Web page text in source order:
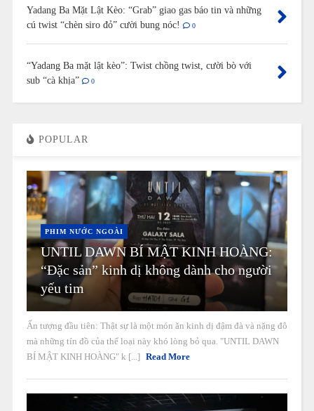
Yadang Ba Mặt Lật Kèo: “Grab” giao gas báo tin và những
cú twist “chèn siro đỏ” cười bung nóc!
0
“Yadang Ba mặt lật kèo”: Twist chồng twist, cười bò với
sub “cà khịa”
0
POPULAR
PHIM NƯỚC NGOÀI
UNTIL DAWN BÍ MẬT KINH HOÀNG:
“Đặc sản” kinh dị không dành cho người
yếu tim
Ấn tượng đầu tiên: Thật sự là một món ăn kinh dị đậm đà và nặng đô
mà những tín đồ của thể loại này khó lòng bỏ qua. "UNTIL DAWN
BÍ MẬT KINH HOÀNG" k [...] Read More